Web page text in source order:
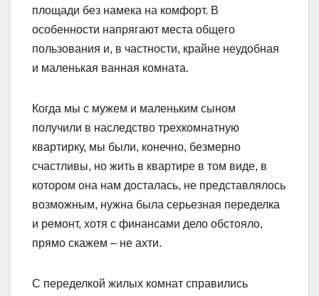
площади без намека на комфорт. В
особенности напрягают места общего
пользования и, в частности, крайне неудобная
и маленькая ванная комната.
Когда мы с мужем и маленьким сыном
получили в наследство трехкомнатную
квартирку, мы были, конечно, безмерно
счастливы, но жить в квартире в том виде, в
котором она нам досталась, не представлялось
возможным, нужна была серьезная переделка
и ремонт, хотя с финансами дело обстояло,
прямо скажем – не ахти.
С переделкой жилых комнат справились